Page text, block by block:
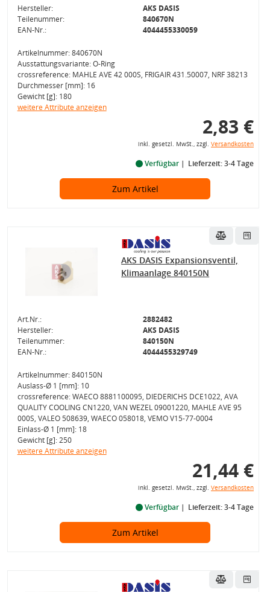
Hersteller:
AKS DASIS
Teilenummer:
840670N
EAN-Nr.:
4044455330059
Artikelnummer: 840670N
Ausstattungsvariante: O-Ring
crossreference: MAHLE AVE 42 000S, FRIGAIR 431.50007, NRF 38213
Durchmesser [mm]: 16
Gewicht [g]: 180
weitere Attribute anzeigen
2,83 €
inkl. gesetzl. MwSt., zzgl. Versandkosten
Verfügbar Lieferzeit: 3-4 Tage
Zum Artikel
AKS DASIS Expansionsventil,
Klimaanlage 840150N
Art.Nr.:
2882482
Hersteller:
AKS DASIS
Teilenummer:
840150N
EAN-Nr.:
4044455329749
Artikelnummer: 840150N
Auslass-Ø 1 [mm]: 10
crossreference: WAECO 8881100095, DIEDERICHS DCE1022, AVA
QUALITY COOLING CN1220, VAN WEZEL 09001220, MAHLE AVE 95
000S, VALEO 508639, WAECO 058018, VEMO V15-77-0004
Einlass-Ø 1 [mm]: 18
Gewicht [g]: 250
weitere Attribute anzeigen
21,44 €
inkl. gesetzl. MwSt., zzgl. Versandkosten
Verfügbar Lieferzeit: 3-4 Tage
Zum Artikel